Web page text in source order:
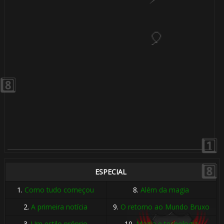
ESPECIAL
1. Como tudo começou 8.Além da magia
2.A primeira notícia 9. O retorno ao Mundo Bruxo
🎂